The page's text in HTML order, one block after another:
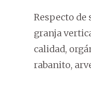
Respecto
granja
calidad,
rabanito,